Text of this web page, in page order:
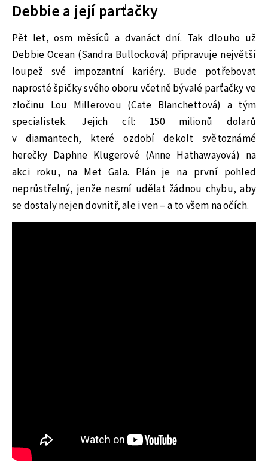
Debbie a její parťačky
Pět let, osm měsíců a dvanáct dní. Tak dlouho už
Debbie Ocean (Sandra Bullocková) připravuje největší
loupež své impozantní kariéry. Bude potřebovat
naprosté špičky svého oboru včetně bývalé parťačky ve
zločinu Lou Millerovou (Cate Blanchettová) a tým
specialistek. Jejich cíl: 150 milionů dolarů
v diamantech, které ozdobí dekolt světoznámé
herečky Daphne Klugerové (Anne Hathawayová) na
akci roku, na Met Gala. Plán je na první pohled
neprůstřelný, jenže nesmí udělat žádnou chybu, aby
se dostaly nejen dovnitř, ale i ven – a to všem na očích.